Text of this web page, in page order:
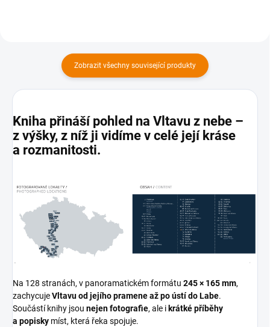
Zobrazit všechny související produkty
Kniha přináší pohled na Vltavu z nebe –
z výšky, z níž ji vidíme v celé její kráse
a rozmanitosti.
Na 128 stranách, v panoramatickém formátu 245 × 165 mm,
zachycujeVltavu od jejího pramene až po ústí do Labe.
Součástí knihy jsou nejen fotografie, ale i krátké příběhy
a popisky míst, která řeka spojuje.